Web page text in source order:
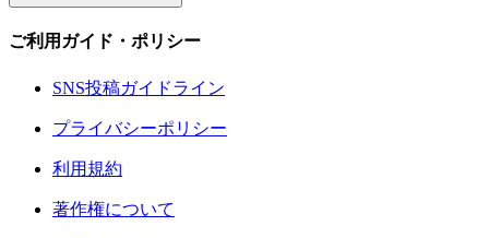
ご利用ガイド・ポリシー
SNS投稿ガイドライン
プライバシーポリシー
利用規約
著作権について